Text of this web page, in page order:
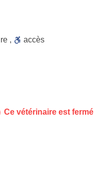
,
accès
Ce vétérinaire est fermé